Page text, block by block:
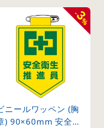
-
3
%
ニールワッペン (胸
) 90×60mm 安全ピ